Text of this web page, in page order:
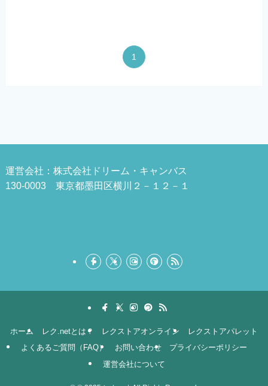
1
運営会社：株式会社ドリーム・キャンバス
130-0003 東京都墨田区横川２－１２－１
ホーム レク.netとは？ レクストアオンライン
レクストアパレット
よくあるご質問（FAQ）
お問い合わせ
プライバシーポリシー
運営会社について